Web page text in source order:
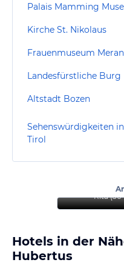
Palais Mamming
Kirche St. Nikolaus
Frauenmuseum Meran
Landesfürstliche Burg
Altstadt Bozen
Sehenswürdigkeiten
Tirol
Rita (
Hotels in der
Hubertus